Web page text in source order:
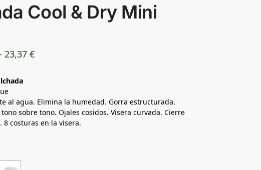
Cool & Dry Mini
23,37 €
al agua. Elimina la humedad. Gorra estructurada.
sobre tono. Ojales cosidos. Visera curvada. Cierre
8 costuras en la visera.